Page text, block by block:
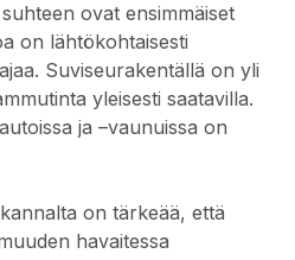
ovat ensimmäiset
on lähtökohtaisesti
Suviseurakentällä on yli
yleisesti saatavilla.
ja –vaunuissa on
on tärkeää, että
havaitessa